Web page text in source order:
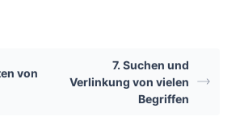
von
7. Suchen und
Verlinkung von vielen
Begriffen